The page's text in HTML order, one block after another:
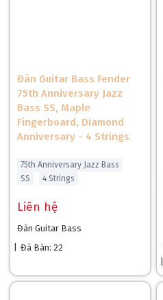
Đàn Guitar Bass Fender
75th Anniversary Jazz
Bass SS, Maple
Fingerboard, Diamond
Anniversary - 4 Strings
75th Anniversary Jazz Bass
SS
4 Strings
Liên hệ
Đàn Guitar Bass
Đã Bán: 22